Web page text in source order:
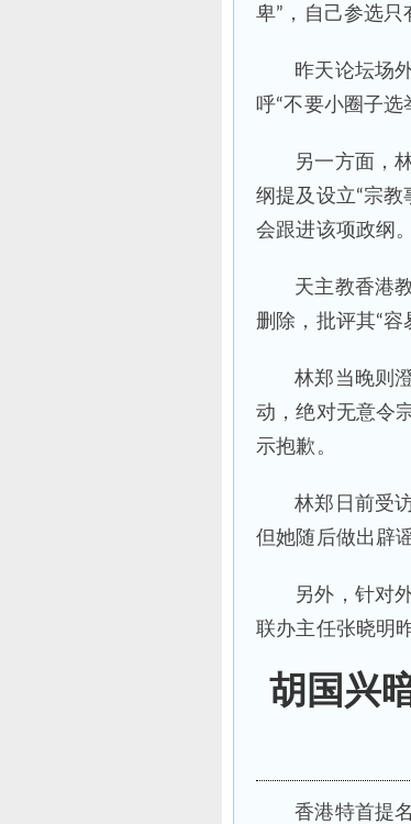
卑”，自己参选只
昨天论坛场
呼“不要小圈子选
另一方面，
纲提及设立“宗
会跟进该项政纲。
天主教香港
删除，批评其“容
林郑当晚则
动，绝对无意令
示抱歉。
林郑日前受
但她随后做出辟
另外，针对
联办主任张晓明
胡国兴
香港特首提